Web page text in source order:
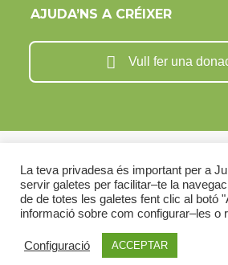
AJUDA’NS A CRÉIXER
Vull fer una
JUNTS TIANA
ACTUALITAT AGENDA PÚBLICA
CONTACTA
DONACIONS
GALETES
La teva privadesa és important per a
servir galetes per facilitar–te la
de de totes les galetes fent clic al botó
informació sobre com configurar–les o
Configuració ACCEPTAR